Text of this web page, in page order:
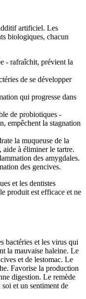
artificiel. Les
biologiques, chacun
- rafraîchit, prévient la
de se développer
qui progresse dans
de probiotiques -
empêchent la stagnation
la muqueuse de la
aide à éliminer le tartre.
des amygdales.
des gencives.
et les dentistes
produit est efficace et ne
bactéries et les virus qui
la mauvaise haleine. Le
et de lestomac. Le
Favorise la production
digestion. Le remède
et un sentiment de